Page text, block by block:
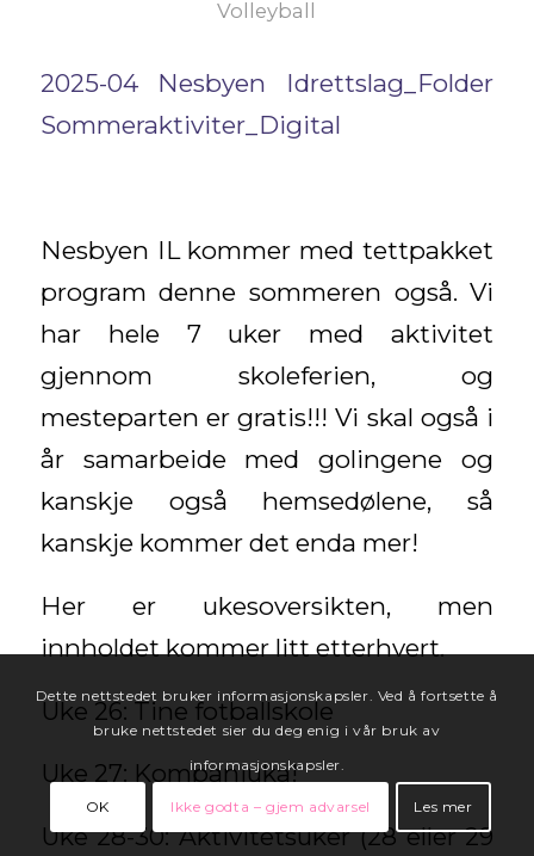
Volleyball
2025-04 Nesbyen Idrettslag_Folder
Sommeraktiviter_Digital
Nesbyen IL kommer med tettpakket
program denne sommeren også. Vi
har hele 7 uker med aktivitet
gjennom skoleferien, og
mesteparten er gratis!!! Vi skal også i
år samarbeide med golingene og
kanskje også hemsedølene, så
kanskje kommer det enda mer!
Her er ukesoversikten, men
innholdet kommer litt etterhvert.
Uke 26: Tine fotballskole
Uke 27: Kompaniuka!
Uke 28-30: Aktivitetsuker (28 eller 29
Dette nettstedet bruker informasjonskapsler. Ved å fortsette å
bruke nettstedet sier du deg enig i vår bruk av
informasjonskapsler.
OK Ikke godta – gjem advarsel Les mer